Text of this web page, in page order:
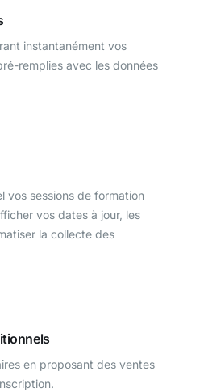
instantanément vos
remplies avec les données
vos sessions de formation
vos dates à jour, les
la collecte des
en proposant des ventes